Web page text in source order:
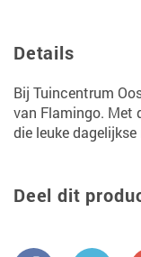
Details
Bij Tuincentrum
van Flamingo. Met
die leuke
Deel dit